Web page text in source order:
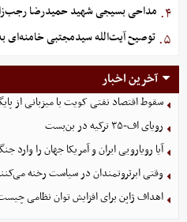
۴. مداحی بسیجی شهید حمیدرضا
۵. توصیح آیت‌الله سیدمجتبی خامنه‌ای
آخرین اخبار
سقوط اقتصاد نفتی کویت با میزبانی از
رویای اف-۳۵ ترکیه در بن‌بست
آیا رویارویی ایران و آمریکا جهان را
وقتی ابرثروتمندان در سیاست رخنه
اهداف ژاپن برای افزایش توان نظامی